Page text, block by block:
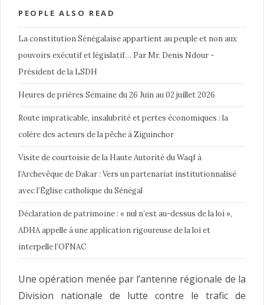
PEOPLE ALSO READ
La constitution Sénégalaise appartient au peuple et non aux
pouvoirs exécutif et législatif… Par Mr. Denis Ndour -
Président de la LSDH
Heures de prières Semaine du 26 Juin au 02 juillet 2026
Route impraticable, insalubrité et pertes économiques : la
colère des acteurs de la pêche à Ziguinchor
Visite de courtoisie de la Haute Autorité du Waqf à
l’Archevêque de Dakar : Vers un partenariat institutionnalisé
avec l’Église catholique du Sénégal
Déclaration de patrimoine : « nul n’est au-dessus de la loi »,
ADHA appelle à une application rigoureuse de la loi et
interpelle l’OFNAC
Une opération menée par l’antenne régionale de la
Division nationale de lutte contre le trafic de